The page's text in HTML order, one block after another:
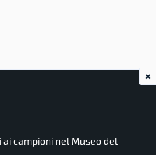
campioni nel Museo del
×